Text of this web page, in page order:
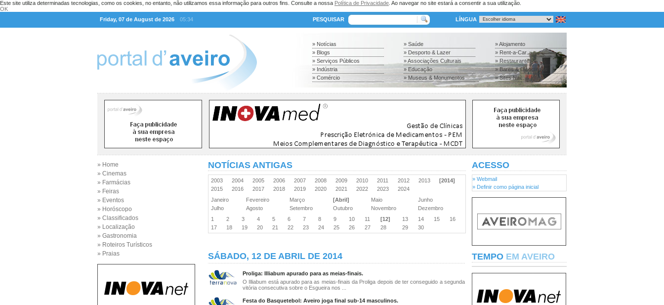
Este site utiliza determinadas tecnologias, como os cookies, no entanto, não utilizamos essa informação para outros fins. Consulte a nossa Política de Privacidade . Ao navegar no site estará a consentir a sua utilização.
OK
Friday, 07 de August de 2026
05:34 PESQUISAR LÍNGUA
» Notícias
» Blogs
» Serviços Públicos
» Indústria
» Comércio
» Saúde
» Desporto & Lazer
» Associações Culturais
» Educação
» Museus & Monumentos
» Alojamento
» Rent-a-Car
» Restaurantes
» Bares & Discotecas
» Sites Nac. & Inter.
» Home
» Cinemas
» Farmácias
» Feiras
» Eventos
» Horóscopo
» Classificados
» Localização
» Gastronomia
» Roteiros Turísticos
» Praias
NOTÍCIAS ANTIGAS
2003 2004 2005 2006 2007 2008 2009 2010 2011 2012 2013
[2014]
2015
2016 2017 2018 2019 2020 2021 2022 2023
2024
Janeiro
Fevereiro Março [Abril] Maio
Junho
Julho
Agosto Setembro Outubro Novembro
Dezembro
1
2 3 4 5 6 7 8 9 10 11 [12] 13 14 15
16
17
18 19 20 21 22 23 24 25 26 27 28 29 30
SÁBADO, 12 DE ABRIL DE 2014
Proliga: Illiabum apurado para as meias-finais.
O Illiabum está apurado para as meias-finais da Proliga depois de ter conseguido a segunda
vitória consecutiva sobre o Esgueira nos ...
Festa do Basquetebol: Aveiro joga final sub-14 masculinos.
ACESSO
» Webmail
» Definir como página inicial
TEMPO EM AVEIRO